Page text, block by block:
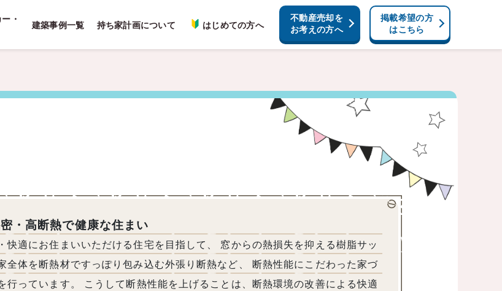
・
建築事例一覧 持ち家計画について はじめての方へ
不動産売却を
お考えの方へ
掲載希望の方
はこちら
・高断熱で健康な住まい
快適にお住まいいただける住宅を目指して、 窓からの熱損失を抑える樹脂サッ
全体を断熱材ですっぽり包み込む外張り断熱など、 断熱性能にこだわった家づ
行っています。 こうして断熱性能を上げることは、断熱環境の改善による快適